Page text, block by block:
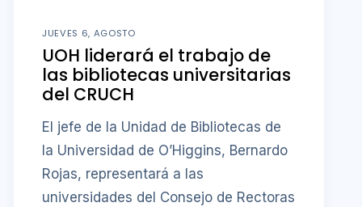
JUEVES 6, AGOSTO
UOH liderará el trabajo de
las bibliotecas universitarias
del CRUCH
El jefe de la Unidad de Bibliotecas de
la Universidad de O’Higgins, Bernardo
Rojas, representará a las
universidades del Consejo de Rectoras